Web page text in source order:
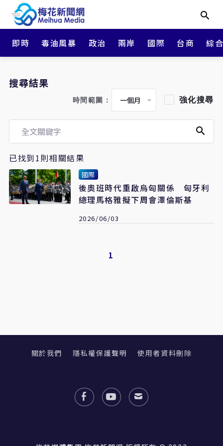
即時 毒油風暴 政治 兩岸 國際 台商 綜
搜尋結果
時間範圍： 強化搜尋
已找到1則相關結果
國際
後奧班時代重啟烏匈關係 匈牙利
總理馬格雅擬下周會澤倫斯基
2026/06/03
1
關於我們 隱私權保護聲明 使用者資料刪除